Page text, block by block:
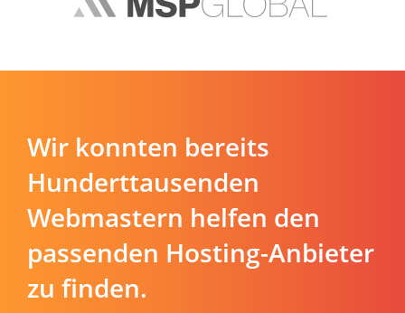
Wir konnten bereits
Hunderttausenden
Webmastern helfen den
passenden Hosting-Anbieter
zu finden.